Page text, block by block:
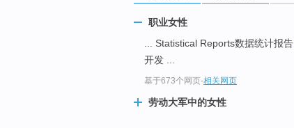
职业女性
... Statistical Reports数据统计报告
开发 ...
基于673个网页-相关网页
劳动大军中的女性